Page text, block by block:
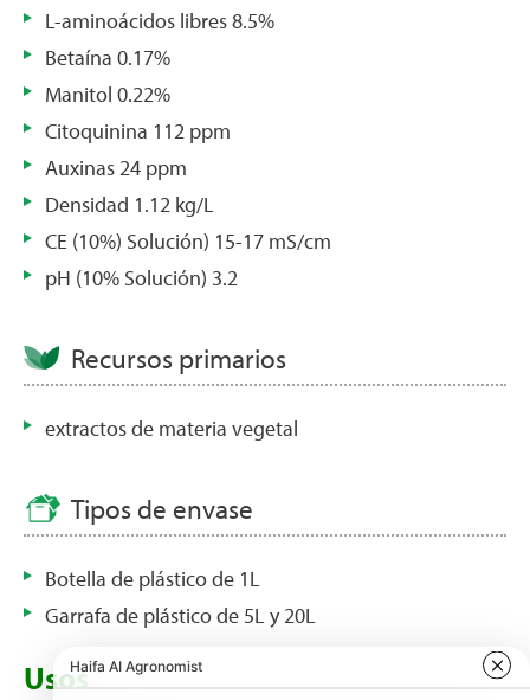
L-aminoácidos libres 8.5%
Betaína 0.17%
Manitol 0.22%
Citoquinina 112 ppm
Auxinas 24 ppm
Densidad 1.12 kg/L
CE (10%) Solución) 15-17 mS/cm
pH (10% Solución) 3.2
Recursos primarios
extractos de materia vegetal
Tipos de envase
Botella de plástico de 1L
Garrafa de plástico de 5L y 20L
Usos